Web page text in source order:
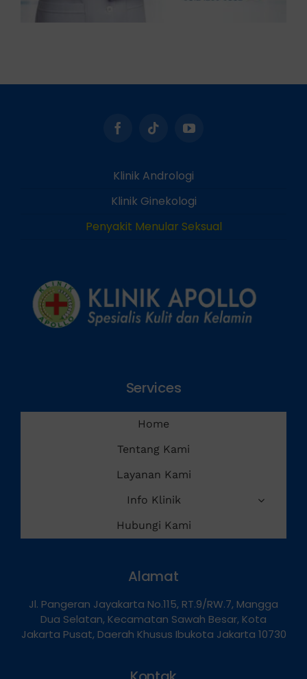
Hubungi Kami
Jl. Pangeran Jayakarta No.115, RT.9/RW.7, Mangga
Dua Selatan, Kecamatan Sawah Besar, Kota